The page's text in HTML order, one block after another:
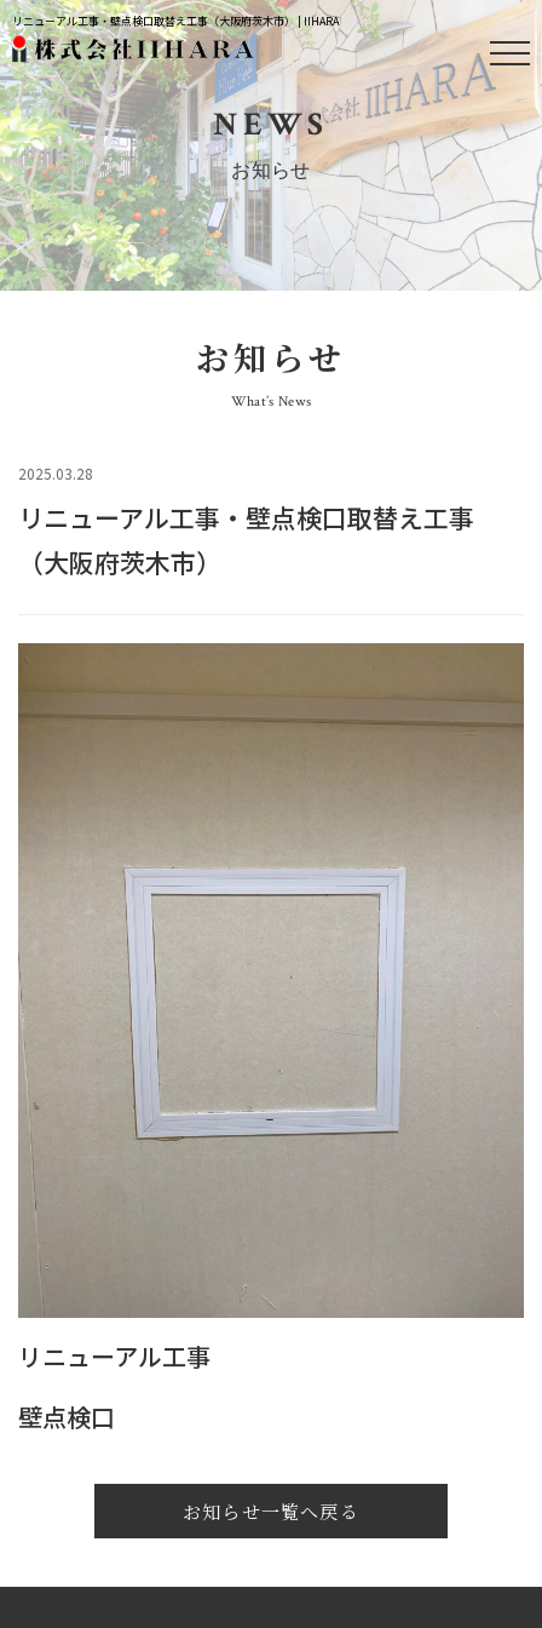
リニューアル工事・壁点検口取替え工事（大阪府茨木市） | IIHARA
NEWS
お知らせ
お知らせ
What’s News
2025.03.28
リニューアル工事・壁点検口取替え工事
（大阪府茨木市）
リニューアル工事
壁点検口
お知らせ一覧へ戻る